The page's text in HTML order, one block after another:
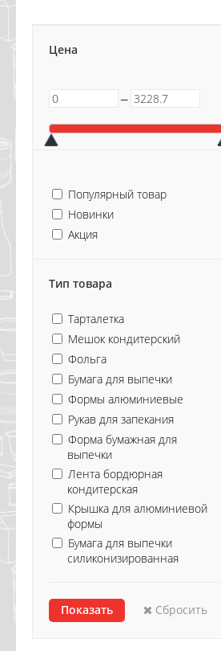
Цена
─
Популярный товар
Новинки
Акция
Тип товара
Тарталетка
Мешок кондитерский
Фольга
Бумага для выпечки
Формы алюминиевые
Рукав для запекания
Форма бумажная для
выпечки
Лента бордюрная
кондитерская
Крышка для алюминиевой
формы
Бумага для выпечки
силиконизированная
Сбросить